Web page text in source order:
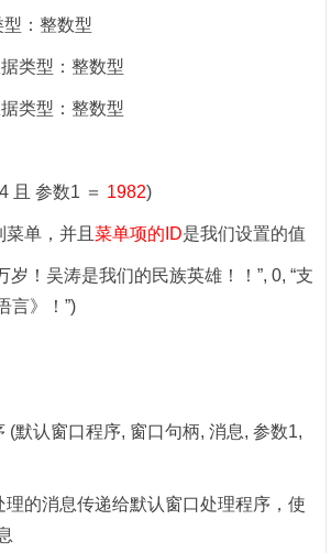
型：整数型
类型：整数型
类型：整数型
且 参数1 ＝ 1982)
菜单，并且菜单项的 ID是我们设置的值
岁！吴涛是我们的民族英雄！！”, 0,“支
言》！”)
(默认窗口程序, 窗口句柄,消息,参数1,
理的消息传递给默认窗口处理程序，使